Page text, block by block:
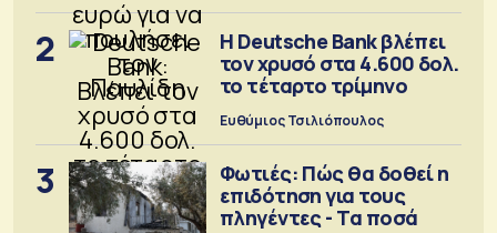
2
Η Deutsche Bank βλέπει
τον χρυσό στα 4.600 δολ.
το τέταρτο τρίμηνο
Ευθύμιος Τσιλιόπουλος
3
Φωτιές: Πώς θα δοθεί η
επιδότηση για τους
πληγέντες - Τα ποσά